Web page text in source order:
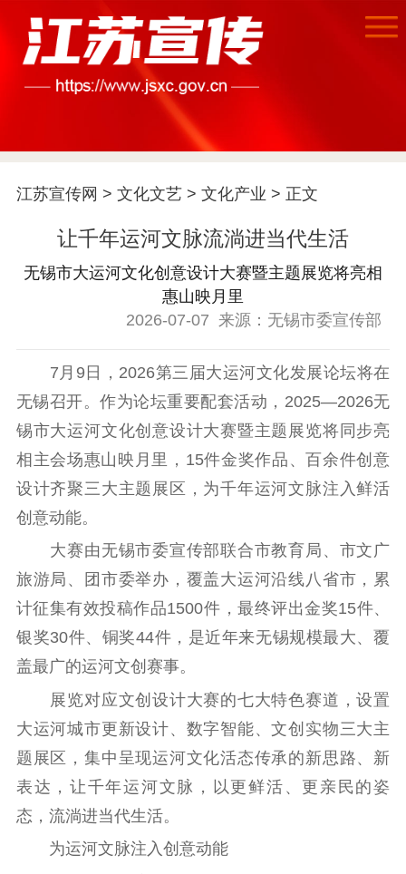
首页
公示公告
通知公告 信息公开制度
信息公开指南
信息公开年度报
告
政策法规
理论武装
理论学习 宣传宣讲 研究阐释
哲学社科
社科强省 工作通知
成果集萃
江苏文脉
资料下载
新闻宣传
主题宣传
记者之家
江苏宣传网 > 文化文艺> 文化产业 > 正文
让千年运河文脉流淌进当代生活
无锡市大运河文化创意设计大赛暨主题展览将亮相
惠山映月里
2026-07-07 来源：无锡市委宣传部
7月9日，2026第三届大运河文化发展论坛将在
无锡召开。作为论坛重要配套活动，2025—2026无
锡市大运河文化创意设计大赛暨主题展览将同步亮
相主会场惠山映月里，15件金奖作品、百余件创意
设计齐聚三大主题展区，为千年运河文脉注入鲜活
创意动能。
大赛由无锡市委宣传部联合市教育局、市文广
旅游局、团市委举办，覆盖大运河沿线八省市，累
计征集有效投稿作品1500件，最终评出金奖15件、
银奖30件、铜奖44件，是近年来无锡规模最大、覆
盖最广的运河文创赛事。
展览对应文创设计大赛的七大特色赛道，设置
大运河城市更新设计、数字智能、文创实物三大主
题展区，集中呈现运河文化活态传承的新思路、新
表达，让千年运河文脉，以更鲜活、更亲民的姿
态，流淌进当代生活。
为运河文脉注入创意动能